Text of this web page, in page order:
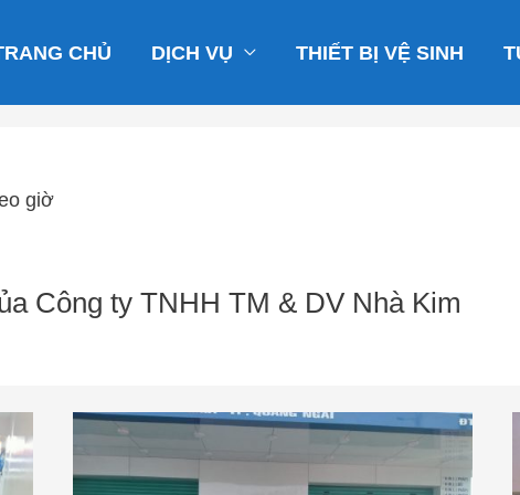
CHỦ DỊCH VỤ THIẾT BỊ VỆ SINH
giờ
Công ty TNHH TM & DV Nhà Kim
Báo